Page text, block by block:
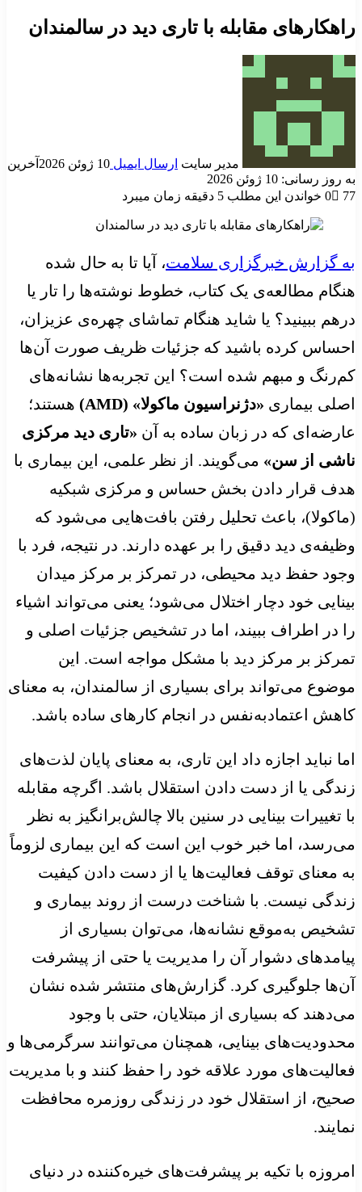
راهکارهای مقابله با تاری دید در سالمندان
مدیر سایت ارسال ایمیل 10 ژوئن 2026
آخرین
به روز رسانی: 10 ژوئن 2026
0
77 خواندن این مطلب 5 دقیقه زمان میبرد
به گزارش خبرگزاری سلامت، آیا تا به حال شده
هنگام مطالعه‌ی یک کتاب، خطوط نوشته‌ها را تار یا
درهم ببینید؟ یا شاید هنگام تماشای چهره‌ی عزیزان،
احساس کرده باشید که جزئیات ظریف صورت آن‌ها
کم‌رنگ و مبهم شده است؟ این تجربه‌ها نشانه‌های
اصلی بیماری «دژنراسیون ماکولا» (AMD)
هستند؛
عارضه‌ای که در زبان ساده به آن «تاری دید مرکزی
ناشی از سن» می‌گویند. از نظر علمی، این بیماری با
هدف قرار دادن بخش حساس و مرکزی شبکیه
(ماکولا)، باعث تحلیل رفتن بافت‌هایی می‌شود که
وظیفه‌ی دید دقیق را بر عهده دارند. در نتیجه، فرد با
وجود حفظ دید محیطی، در تمرکز بر مرکز میدان
بینایی خود دچار اختلال می‌شود؛ یعنی می‌تواند اشیاء
را در اطراف ببیند، اما در تشخیص جزئیات اصلی و
تمرکز بر مرکز دید با مشکل مواجه است. این
موضوع می‌تواند برای بسیاری از سالمندان، به معنای
کاهش اعتمادبه‌نفس در انجام کارهای ساده باشد.
اما نباید اجازه داد این تاری، به معنای پایان لذت‌های
زندگی یا از دست دادن استقلال باشد. اگرچه مقابله
با تغییرات بینایی در سنین بالا چالش‌برانگیز به نظر
می‌رسد، اما خبر خوب این است که این بیماری لزوماً
به معنای توقف فعالیت‌ها یا از دست دادن کیفیت
زندگی نیست. با شناخت درست از روند بیماری و
تشخیص به‌موقع نشانه‌ها، می‌توان بسیاری از
پیامدهای دشوار آن را مدیریت یا حتی از پیشرفت
آن‌ها جلوگیری کرد. گزارش‌های منتشر شده نشان
می‌دهند که بسیاری از مبتلایان، حتی با وجود
محدودیت‌های بینایی، همچنان می‌توانند سرگرمی‌ها و
فعالیت‌های مورد علاقه خود را حفظ کنند و با مدیریت
صحیح، از استقلال خود در زندگی روزمره محافظت
نمایند.
امروزه با تکیه بر پیشرفت‌های خیره‌کننده در دنیای